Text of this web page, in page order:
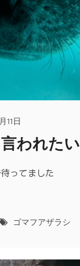
11日
われたい
ってました
ゴマフアザラシ